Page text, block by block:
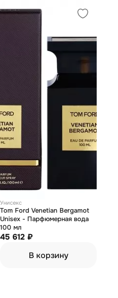
Унисекс
Tom Ford Venetian Bergamot
Unisex - Парфюмерная вода
100 мл
45 612 ₽
В корзину